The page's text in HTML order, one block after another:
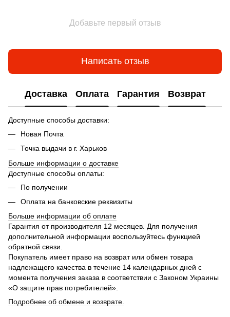
Добавьте первый отзыв
Написать отзыв
Доставка Оплата Гарантия Возврат
Доступные способы доставки:
Новая Почта
Точка выдачи в г. Харьков
Больше информации о доставке
Доступные способы оплаты:
По получении
Оплата на банковские реквизиты
Больше информации об оплате
Гарантия от производителя 12 месяцев. Для получения
дополнительной информации воспользуйтесь функцией
обратной связи.
Покупатель имеет право на возврат или обмен товара
надлежащего качества в течение 14 календарных дней с
момента получения заказа в соответствии с Законом Украины
«О защите прав потребителей».
Подробнее об обмене и возврате.